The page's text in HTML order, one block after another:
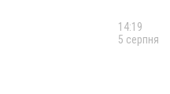
14:19
5 серпня